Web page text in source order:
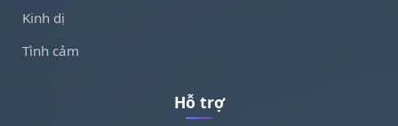
Kinh dị
Tình cảm
Hỗ trợ